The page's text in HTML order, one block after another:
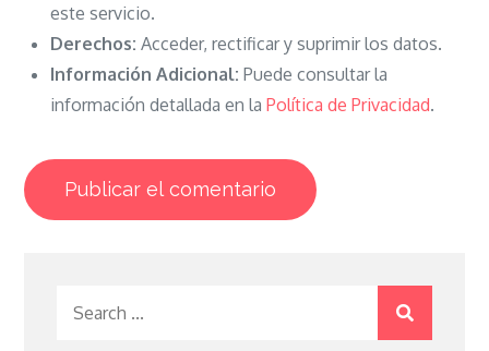
este servicio.
Derechos: Acceder, rectificar y suprimir los datos.
Información Adicional: Puede consultar la
información detallada en laPolítica de Privacidad.